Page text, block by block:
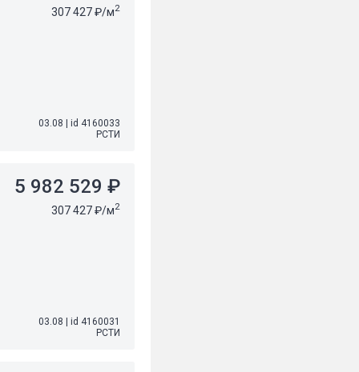
307 427 ₽/м2
03.08 | id 4160033
РСТИ
5 982 529 ₽
307 427 ₽/м2
03.08 | id 4160031
РСТИ